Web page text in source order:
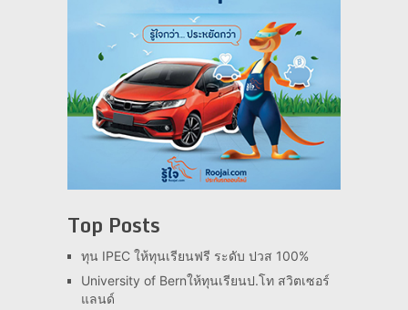
Top Posts
ทุน IPEC ให้ทุนเรียนฟรี ระดับ ปวส 100%
University of Bernให้ทุนเรียนป.โท สวิตเซอร์
แลนด์